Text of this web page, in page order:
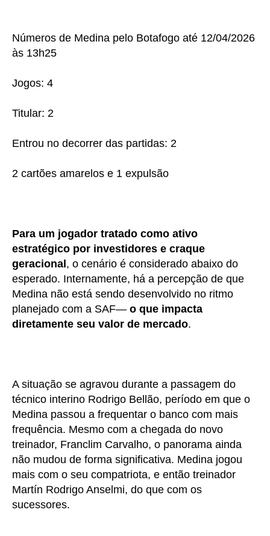
Números de Medina pelo Botafogo até 12/04/2026
às 13h25
Jogos: 4
Titular: 2
Entrou no decorrer das partidas: 2
2 cartões amarelos e 1 expulsão
Para um jogador tratado como ativo
estratégico por investidores e craque
geracional , o cenário é considerado abaixo do
esperado. Internamente, há a percepção de que
Medina não está sendo desenvolvido no ritmo
planejado com a SAF— o que impacta
diretamente seu valor de mercado.
A situação se agravou durante a passagem do
técnico interino Rodrigo Bellão, período em que o
Medina passou a frequentar o banco com mais
frequência. Mesmo com a chegada do novo
treinador, Franclim Carvalho, o panorama ainda
não mudou de forma significativa. Medina jogou
mais com o seu compatriota, e então treinador
Martín Rodrigo Anselmi, do que com os
sucessores.